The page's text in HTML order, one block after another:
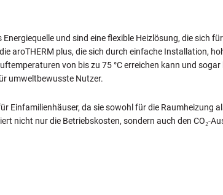
und sind eine flexible Heizlösung, die sich
aroTHERM plus, die sich durch einfache Installation,
von bis zu 75 °C erreichen kann und
umweltbewusste Nutzer.
Einfamilienhäuser, da sie sowohl für die Raumheizung
nicht nur die Betriebskosten, sondern auch den CO₂-